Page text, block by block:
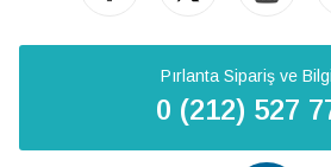
Pırlanta Sipariş ve
0 (212) 527